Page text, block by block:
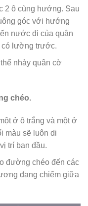
2 ô cùng hướng. Sau
góc với hướng
nước đi của quân
có lường trước.
nhảy quân cờ
chéo.
ở ô trắng và một ở
màu sẽ luôn di
trí ban đầu.
đường chéo đến các
đang chiếm giữa